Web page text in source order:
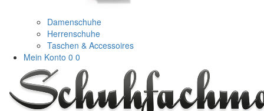
Damenschuhe
Herrenschuhe
Taschen & Accessoires
Mein Konto 0 0